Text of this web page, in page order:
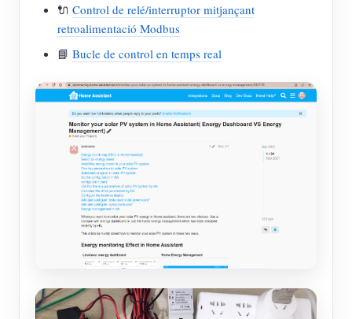
🔌 Control de relé/interruptor mitjançant
retroalimentació Modbus
📘 Bucle de control en temps real